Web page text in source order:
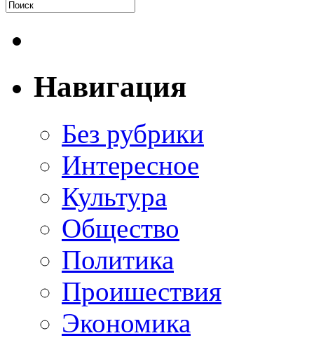
Навигация
Без рубрики
Интересное
Культура
Общество
Политика
Проишествия
Экономика